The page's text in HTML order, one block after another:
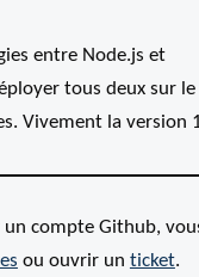
entre Node.js et
tous deux sur le
Vivement la version
un compte Github,
ou ouvrir un ticket.